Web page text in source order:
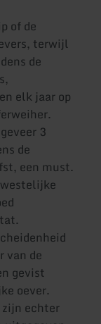
of de
terwijl
de
elk jaar op
3
de
een must.
van de
gevist
oever.
zijn echter